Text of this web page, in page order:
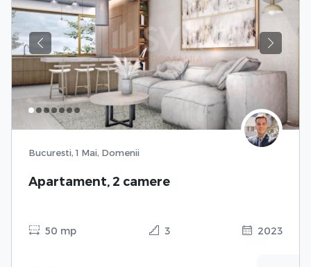
Previous Next
Bucuresti, 1 Mai, Domenii
Apartament, 2 camere
50 mp 3 2023